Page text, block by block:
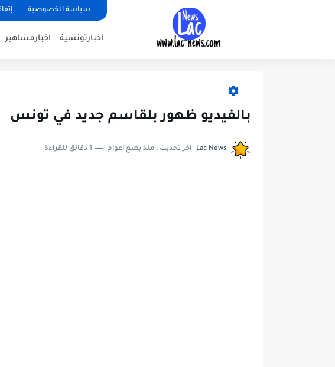
سياسة الخصوصية
اخبارتونسية اخبارمشاهير
بالفيديو ظهور بلقاسم جديد في تونس
Lac News اخر تحديث : منذ بضع اعوام 1 دقائق للقراءة